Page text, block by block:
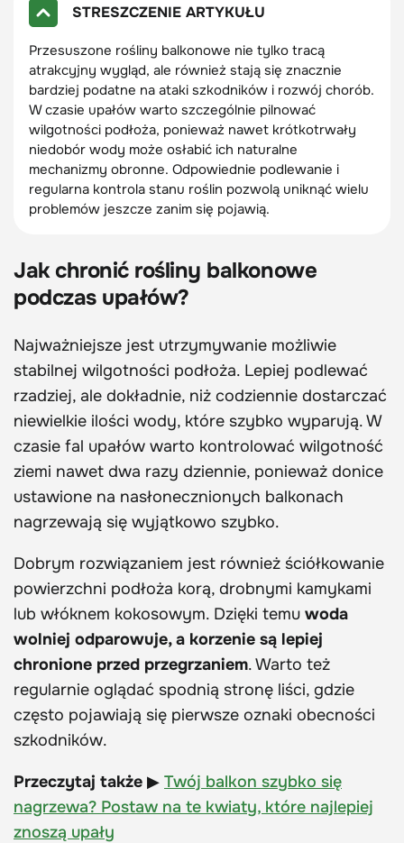
STRESZCZENIE ARTYKUŁU
Przesuszone rośliny balkonowe nie tylko tracą
atrakcyjny wygląd, ale również stają się znacznie
bardziej podatne na ataki szkodników i rozwój chorób.
W czasie upałów warto szczególnie pilnować
wilgotności podłoża, ponieważ nawet krótkotrwały
niedobór wody może osłabić ich naturalne
mechanizmy obronne. Odpowiednie podlewanie i
regularna kontrola stanu roślin pozwolą uniknąć wielu
problemów jeszcze zanim się pojawią.
Jak chronić rośliny balkonowe
podczas upałów?
Najważniejsze jest utrzymywanie możliwie
stabilnej wilgotności podłoża. Lepiej podlewać
rzadziej, ale dokładnie, niż codziennie dostarczać
niewielkie ilości wody, które szybko wyparują. W
czasie fal upałów warto kontrolować wilgotność
ziemi nawet dwa razy dziennie, ponieważ donice
ustawione na nasłonecznionych balkonach
nagrzewają się wyjątkowo szybko.
Dobrym rozwiązaniem jest również ściółkowanie
powierzchni podłoża korą, drobnymi kamykami
lub włóknem kokosowym. Dzięki temu woda
wolniej odparowuje, a korzenie są lepiej
chronione przed przegrzaniem. Warto też
regularnie oglądać spodnią stronę liści, gdzie
często pojawiają się pierwsze oznaki obecności
szkodników.
Przeczytaj także ▶ Twój balkon szybko się
nagrzewa? Postaw na te kwiaty, które najlepiej
znoszą upały